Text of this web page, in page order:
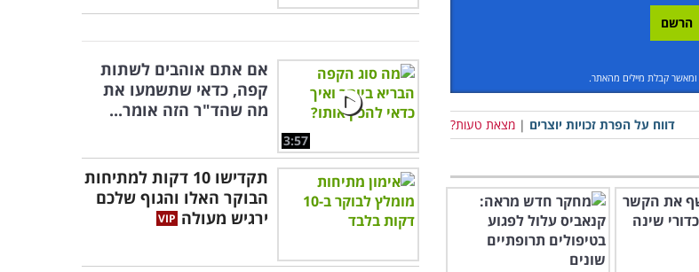
ומאשר קבלת מיילים מהאתר.
דווח על הפרת זכויות יוצרים | מצאת טעות?
3:57
אם אתם אוהבים לשתות
קפה, כדאי שתשמעו את
מה שהד"ר הזה אומר...
תקדישו 10 דקות למתיחות
הבוקר האלו והגוף שלכם
ירגיש מעולה